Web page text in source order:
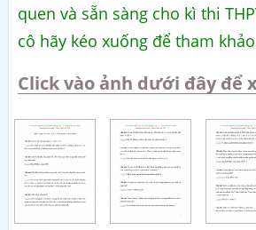
quen và sẵn sàng cho kì thi
cô hãy kéo xuống để tham
Click vào ảnh dưới đây để